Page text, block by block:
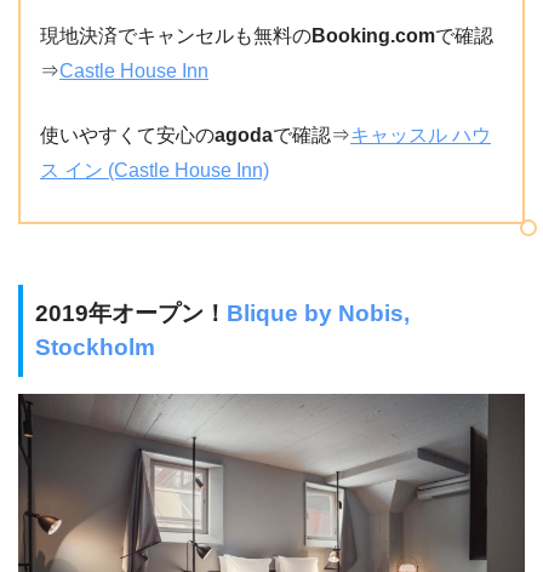
現地決済でキャンセルも無料のBooking.comで確認
⇒Castle House Inn
使いやすくて安心のagodaで確認⇒キャッスル ハウ
ス イン (Castle House Inn)
2019年オープン！ Blique by Nobis,
Stockholm